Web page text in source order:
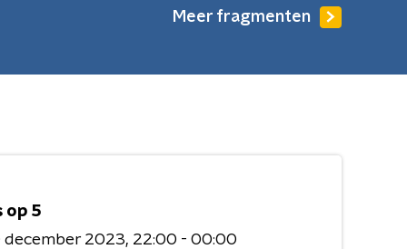
Meer fragmenten
op 5
december 2023 22:00 - 00:00